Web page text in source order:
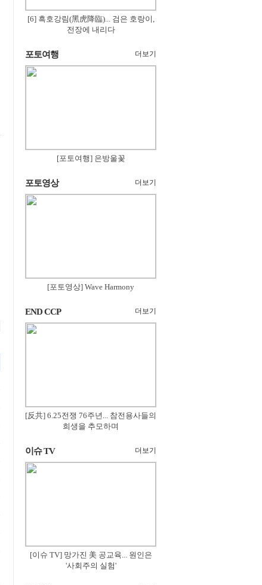
[6] 흑호강림(黑虎降臨)... 검은 호랑이,
전장에 내리다
포토여행 더보기
[포토여행] 은방울꽃
포토영상 더보기
[포토영상] Wave Harmony
END CCP 더보기
[反共] 6.25전쟁 76주년... 참전용사들의
희생을 추모하며
이슈 TV 더보기
[이슈 TV] 망가진 美 공교육... 원인은
'사회주의 실험'